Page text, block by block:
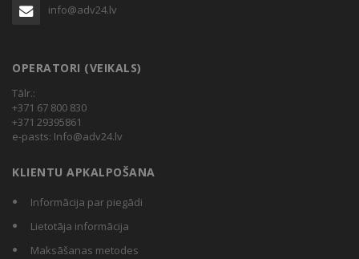
info@adv24.lv
OPERATORI (VEIKALS)
Tālr.:
+371 67 800 830
+371 29395861
e-pasts: Info@adv24.lv
KLIENTU APKALPOŠANA
Informācija par piegādi
Lietotāja informācija
Maksāšanas metodes